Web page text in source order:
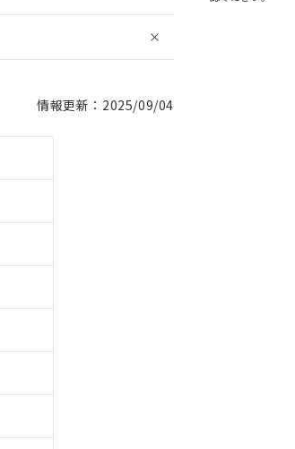
情報更新：2025/09/04